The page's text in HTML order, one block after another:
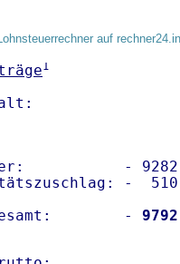
auf
1
-
-
-